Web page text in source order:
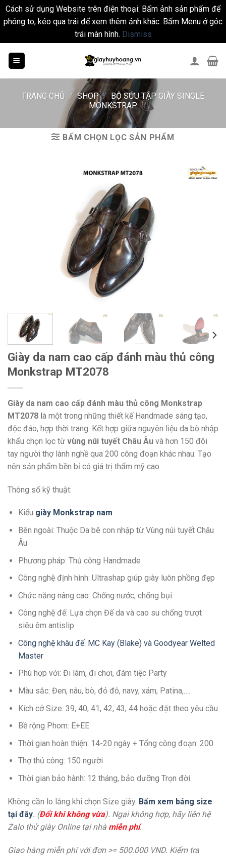
Cách sử dụng Website trên điện thoại: Bấm ảnh sản phẩm để
phóng to, kéo qua trái để xem thêm ảnh khác. Bấm Menu ở góc
trái màn hình. Dismiss
TRANG CHỦ / SHOP / BỘ SƯU TẬP GIÀY SINGLE
MONKSTRAP
BẤM CHỌN LỌC SẢN PHẨM
Giày da nam cao cấp đánh màu thủ công
Monkstrap MT2078
Giày da nam cao cấp đánh màu thủ công Monkstrap
MT2078 là một trong những thiết kế Handmade sáng tạo,
độc đáo, hợp thời trang. Kết hợp giữa nguyên liệu da bò nhập
khẩu chọn lọc từ vùng núi tuyết Châu Âu và hơn 150 đôi
tay người thợ lành nghề qua 200 công đoạn khác nhau. Tạo
nên sản phẩm bền bỉ có giá trị thẩm mỹ cao.
Thông số kỹ thuật:
Kiểu giày Monkstrap nam
Bên ngoài: Thuộc Da bê con nhập từ Vùng núi tuyết Châu
Âu
Phương pháp: Thủ công Handmade
Công nghệ định hình: Ultrashap giúp giày luôn phồng đẹp
Chức năng nâng cao: Chống nước, chống bụi
Công nghệ đế: Lựa chọn Đế da và cao su chống trượt
siêu êm antislip
Công nghệ khâu đế: MC Kay (Blake) và Goodyear Welted
Master
Phù hợp với: Đi làm, đi chơi, đám tiệc Party
Màu sắc: Đen, nâu, bò, đỏ đô, navy, xám, Patina,….
Kích cở Size: 39, 40, 41, 42, 43, 44 hoặc đặt theo yêu cầu
Bề rộng Phom: E+EE
Thời gian hoàn thiện: 14-20 ngày + Tổng công đoạn: 200
Thợ thủ công: 150 người
Thời gian bảo hành: 12 tháng, bảo dưỡng Trọn đời
Không cần lo lắng khi chọn Size giày. Bấm xem bảng size
tại đây. (Đổi khi không vừa). Ngại không hợp, hãy liên hệ
Zalo thử giày Online tại nhà miễn phí.
Giao hàng miễn phí với đơn >= 500.000 VND. Kiểm tra